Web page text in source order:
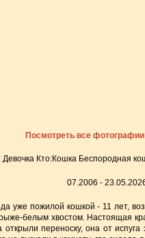
Посмотреть все
Девочка Кто:Кошка Беспородная
07.2006 -
уже пожилой кошкой - 11 лет,
белым хвостом. Настоящая
переноску, она от